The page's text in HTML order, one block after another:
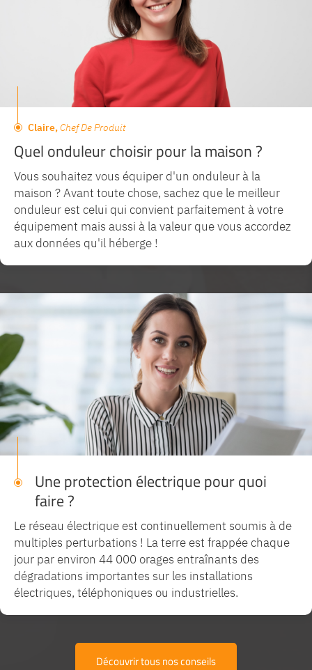
02 40
Claire,Chef De Produit
Quel onduleur choisir pour la maison ?
Vous souhaitez vous équiper d'un onduleur à la
maison ? Avant toute chose, sachez que le meilleur
onduleur est celui qui convient parfaitement à votre
équipement mais aussi à la valeur que vous accordez
aux données qu'il héberge !
Une protection électrique pour quoi
faire ?
Le réseau électrique est continuellement soumis à de
multiples perturbations ! La terre est frappée chaque
jour par environ 44 000 orages entraînants des
dégradations importantes sur les installations
électriques, téléphoniques ou industrielles.
Découvrir tous nos conseils